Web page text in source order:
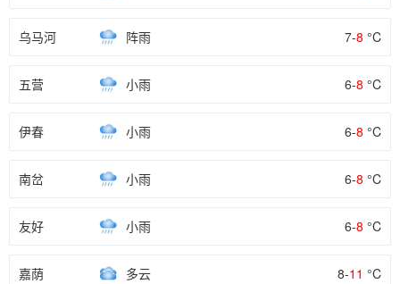
乌马河 阵雨 7-8 °C
五营 小雨 6-8 °C
伊春 小雨 6-8 °C
南岔 小雨 6-8 °C
友好 小雨 6-8 °C
嘉荫 多云 8-11 °C